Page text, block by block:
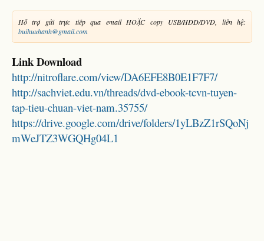
Hỗ trợ gửi trực tiếp qua email HOẶC copy USB/HDD/DVD, liên hệ:
buihuuhanh@gmail.com
Link Download
http://nitroflare.com/view/DA6EFE8B0E1F7F7/
http://sachviet.edu.vn/threads/dvd-ebook-tcvn-tuyen-
tap-tieu-chuan-viet-nam.35755/
https://drive.google.com/drive/folders/1yLBzZ1rSQoNj
mWeJTZ3WGQHg04L1